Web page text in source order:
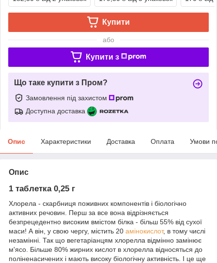
Купити
або
Купити з
Що таке купити з Пром?
Замовлення під захистом
Доступна доставка
Опис Характеристики Доставка Оплата Умови
Опис
1 таблетка 0,25 г
Хлорела - скарбниця поживних компонентів і біологічно
активних речовин. Перш за все вона відрізняється
безпрецедентно високим вмістом білка - більш 55% від сухої
маси! А він, у свою чергу, містить 20 амінокислот, в тому числі
незамінні. Так що вегетаріанцям хлорелла відмінно замінює
м'ясо. Більше 80% жирних кислот в хлорелла відносяться до
поліненасичених і мають високу біологічну активність. І це ще